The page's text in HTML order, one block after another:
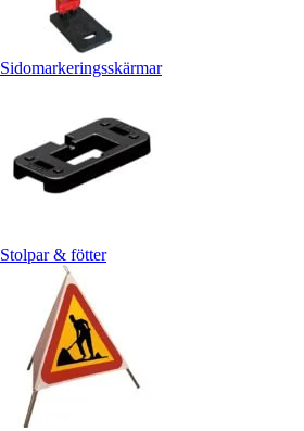
Sidomarkeringsskärmar
Stolpar & fötter